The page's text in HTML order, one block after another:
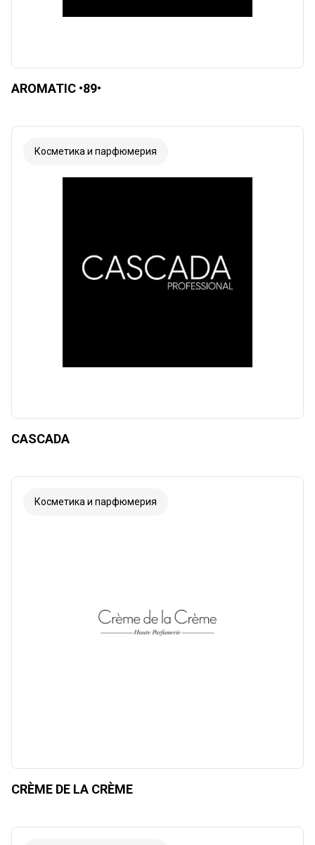
AROMATIC •89•
Косметика и парфюмерия
CASCADA
Косметика и парфюмерия
CRÈME DE LA CRÈME